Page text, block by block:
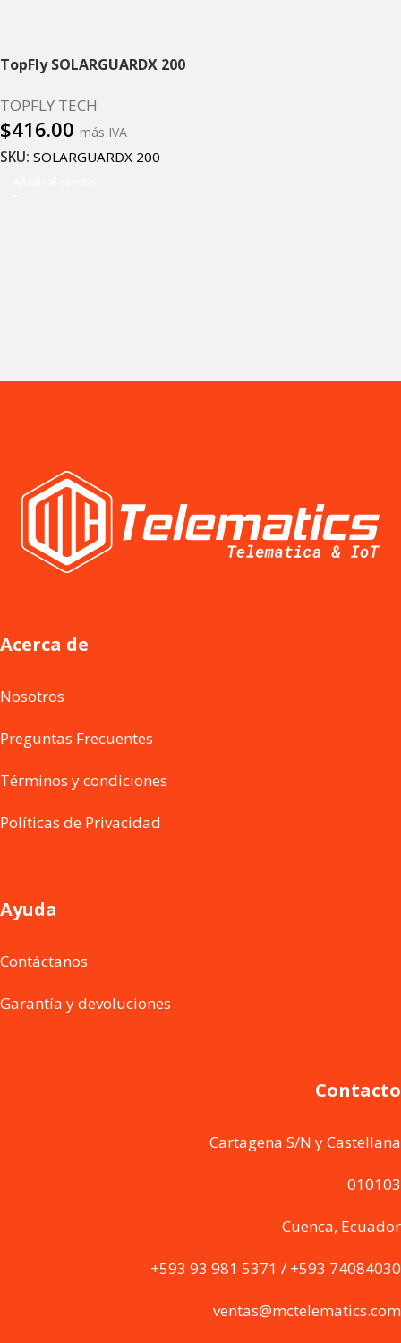
TopFly SOLARGUARDX 200
TOPFLY TECH
$416.00 más IVA
SKU: SOLARGUARDX 200
Acerca de
Nosotros
Preguntas Frecuentes
Términos y condiciones
Políticas de Privacidad
Ayuda
Contáctanos
Garantía y devoluciones
Contacto
Cartagena S/N y Castellana
010103
Cuenca, Ecuador
+593 93 981 5371 / +593 74084030
ventas@mctelematics.com